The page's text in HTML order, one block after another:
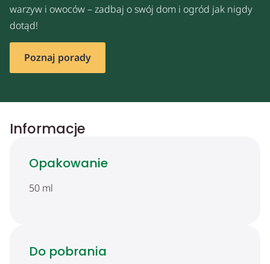
warzyw i owoców – zadbaj o swój dom i ogród jak nigdy
dotąd!
Poznaj porady
Informacje
Opakowanie
50 ml
Do pobrania